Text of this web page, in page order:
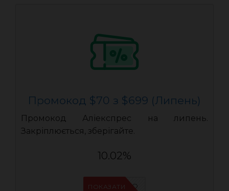
Промокод $70 з $699 (Липень)
Промокод Аліекспрес на липень.
Закріплюється, зберігайте.
10.02%
IFPG7YEO
ПОКАЗАТИ